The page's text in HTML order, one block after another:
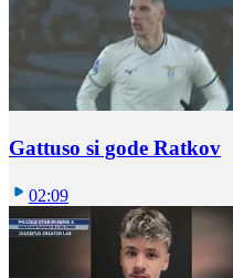
Gattuso si gode Ratkov
02:09